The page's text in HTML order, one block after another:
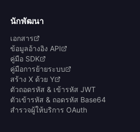
นักพัฒนา
เอกสาร
ข้อมูลอ้างอิง API
คู่มือ SDK
คู่มือการย้ายระบบ
สร้าง X ด้วย Y
ตัวถอดรหัส & เข้ารหัส JWT
ตัวเข้ารหัส & ถอดรหัส Base64
สำรวจผู้ให้บริการ OAuth